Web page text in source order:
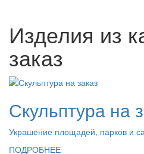
Изделия из
заказ
Скульптура на
Украшение площадей, парков и
ПОДРОБНЕЕ